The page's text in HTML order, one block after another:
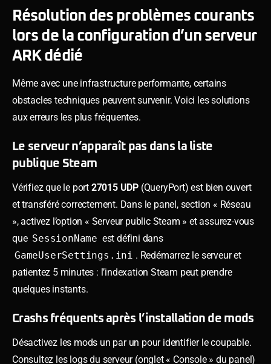
Résolution des problèmes courants
lors de la configuration d’un serveur
ARK dédié
Même avec une infrastructure performante, certains
obstacles techniques peuvent survenir. Voici les solutions
aux erreurs les plus fréquentes.
Le serveur n’apparaît pas dans la liste
publique Steam
Vérifiez que le port 27015 UDP (QueryPort) est bien ouvert
et transféré correctement. Dans le panel, section « Réseau
», activez l’option « Serveur public Steam » et assurez-vous
que SessionName est défini dans
GameUserSettings.ini . Redémarrez le serveur et
patientez 5 minutes : l’indexation Steam peut prendre
quelques instants.
Crashs fréquents après l’installation de mods
Désactivez les mods un par un pour identifier le coupable.
Consultez les logs du serveur (onglet « Console » du panel)